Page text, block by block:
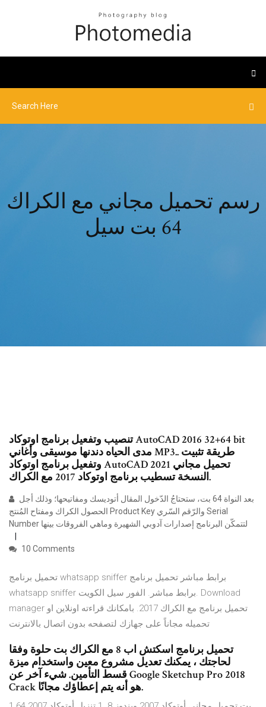
رسم تحميل مجاني مع الكراك
64 بت سيل
تنصيب وتفعيل برنامج اوتوكاد AutoCAD 2016 32+64 bit
مدى الحياه دندنها موسيقى وأغاني MP3.. طريقة تثبيت
وتفعيل برنامج اوتوكاد AutoCAD 2021 تحميل مجاني
النسخة تسطيب برنامج اوتوكاد 2017 مع الكراك.
الحصول الكراك ومفتاح المُنتج Product Key والرّقم السّري Serial
Number لتتمكّن البرنامج إصدارات آدوبي الشهيرة وماهي الفروقات بينها
10 Comments
تحميل برنامج whatsapp sniffer برابط مباشر تحميل برنامج
whatsapp sniffer برابط مباشر. الفور سيل الكويت. Download
manager تحميل برنامج مع الكراك 2017. بامكانك قراءته اونلاين او
تحميله مجاناً على جهازك لتصفحه بدون اتصال بالانترنت
تحميل برنامج اسكتش اب 8 مع الكراك بت حلوة وفقا
لحاجتك ، يمكنك تعديل مشروع معين واستخدام ميزة
قسط التأمين. شيء آخر عن Google Sketchup Pro 2018
Crack هو أنه يتم إعطاؤك مجانًا.